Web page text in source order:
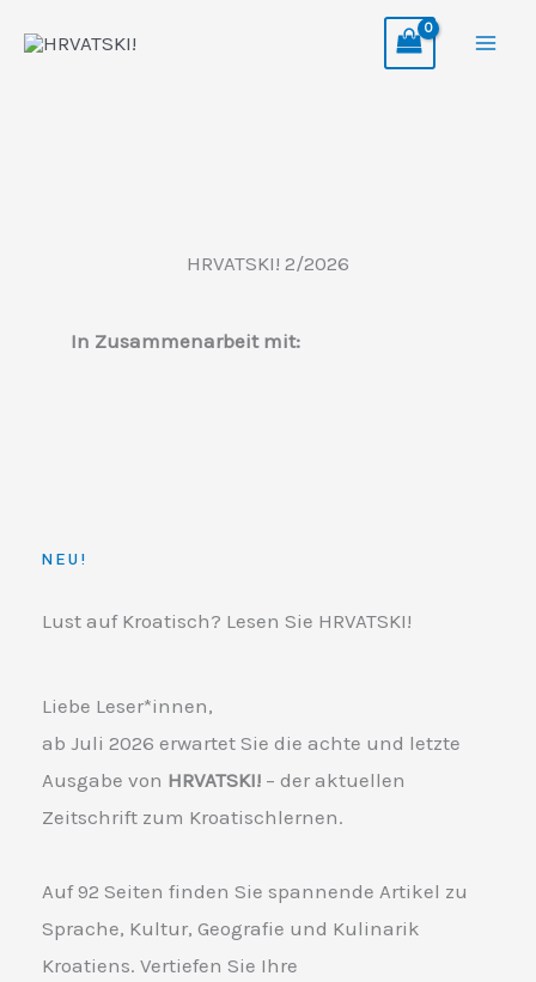
Inhalt
NEU!
Lust auf Kroatisch? Lesen Sie HRVATSKI!
Liebe Leser*innen,
ab Juli 2026 erwartet Sie die achte und letzte
Ausgabe von HRVATSKI! – der aktuellen
Zeitschrift zum Kroatischlernen.
Auf 92 Seiten finden Sie spannende Artikel zu
Sprache, Kultur, Geografie und Kulinarik
Kroatiens. Vertiefen Sie Ihre
HRVATSKI! 2/2026
In Zusammenarbeit mit: